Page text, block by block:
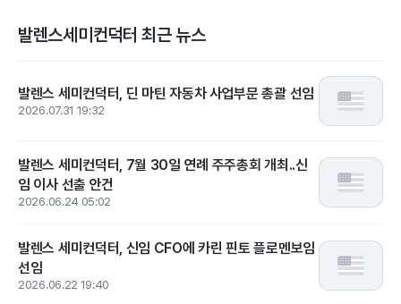
발렌스세미컨덕터 최근 뉴스
발렌스 세미컨덕터, 딘 마틴 자동차 사업부문 총괄 선임
2026.07.31 19:32
발렌스 세미컨덕터, 7월 30일 연례 주주총회 개최..신
임 이사 선출 안건
2026.06.24 05:02
발렌스 세미컨덕터, 신임 CFO에 카린 핀토 플로멘보임
선임
2026.06.22 19:40